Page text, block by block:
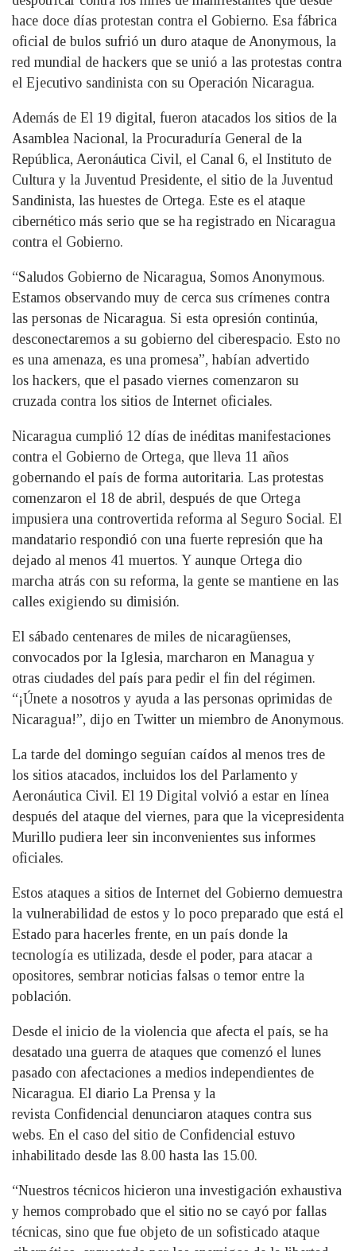
hace doce días protestan contra el Gobierno. Esa fábrica
oficial de bulos sufrió un duro ataque de Anonymous, la
red mundial de hackers que se unió a las protestas contra
el Ejecutivo sandinista con su Operación Nicaragua.
Además de El 19 digital, fueron atacados los sitios de la
Asamblea Nacional, la Procuraduría General de la
República, Aeronáutica Civil, el Canal 6, el Instituto de
Cultura y la Juventud Presidente, el sitio de la Juventud
Sandinista, las huestes de Ortega. Este es el ataque
cibernético más serio que se ha registrado en Nicaragua
contra el Gobierno.
“Saludos Gobierno de Nicaragua, Somos Anonymous.
Estamos observando muy de cerca sus crímenes contra
las personas de Nicaragua. Si esta opresión continúa,
desconectaremos a su gobierno del ciberespacio. Esto no
es una amenaza, es una promesa”, habían advertido
los hackers, que el pasado viernes comenzaron su
cruzada contra los sitios de Internet oficiales.
Nicaragua cumplió 12 días de inéditas manifestaciones
contra el Gobierno de Ortega, que lleva 11 años
gobernando el país de forma autoritaria. Las protestas
comenzaron el 18 de abril, después de que Ortega
impusiera una controvertida reforma al Seguro Social. El
mandatario respondió con una fuerte represión que ha
dejado al menos 41 muertos. Y aunque Ortega dio
marcha atrás con su reforma, la gente se mantiene en las
calles exigiendo su dimisión.
El sábado centenares de miles de nicaragüenses,
convocados por la Iglesia, marcharon en Managua y
otras ciudades del país para pedir el fin del régimen.
“¡Únete a nosotros y ayuda a las personas oprimidas de
Nicaragua!”, dijo en Twitter un miembro de Anonymous.
La tarde del domingo seguían caídos al menos tres de
los sitios atacados, incluidos los del Parlamento y
Aeronáutica Civil. El 19 Digital volvió a estar en línea
después del ataque del viernes, para que la vicepresidenta
Murillo pudiera leer sin inconvenientes sus informes
oficiales.
Estos ataques a sitios de Internet del Gobierno demuestra
la vulnerabilidad de estos y lo poco preparado que está el
Estado para hacerles frente, en un país donde la
tecnología es utilizada, desde el poder, para atacar a
opositores, sembrar noticias falsas o temor entre la
población.
Desde el inicio de la violencia que afecta el país, se ha
desatado una guerra de ataques que comenzó el lunes
pasado con afectaciones a medios independientes de
Nicaragua. El diario La Prensa y la
revista Confidencial denunciaron ataques contra sus
webs. En el caso del sitio de Confidencial estuvo
inhabilitado desde las 8.00 hasta las 15.00.
“Nuestros técnicos hicieron una investigación exhaustiva
y hemos comprobado que el sitio no se cayó por fallas
técnicas, sino que fue objeto de un sofisticado ataque